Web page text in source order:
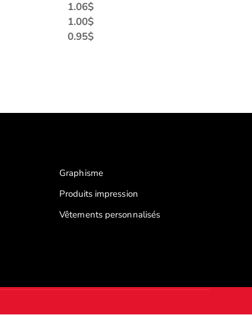
1.06$
1.00$
0.95$
Graphisme
Produits impression
Vêtements personnalisés